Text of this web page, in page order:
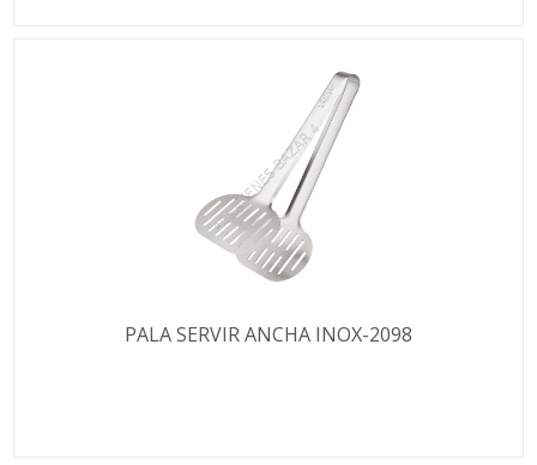
PALA SERVIR ANCHA INOX-2098